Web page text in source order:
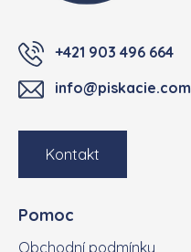
+421 903 496 664
info@piskacie.com
Kontakt
Pomoc
Obchodní podmínky